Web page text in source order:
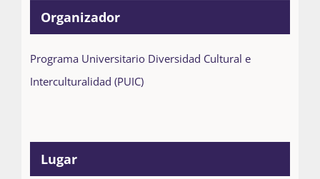
Organizador
Programa Universitario Diversidad Cultural e
Interculturalidad (PUIC)
Lugar